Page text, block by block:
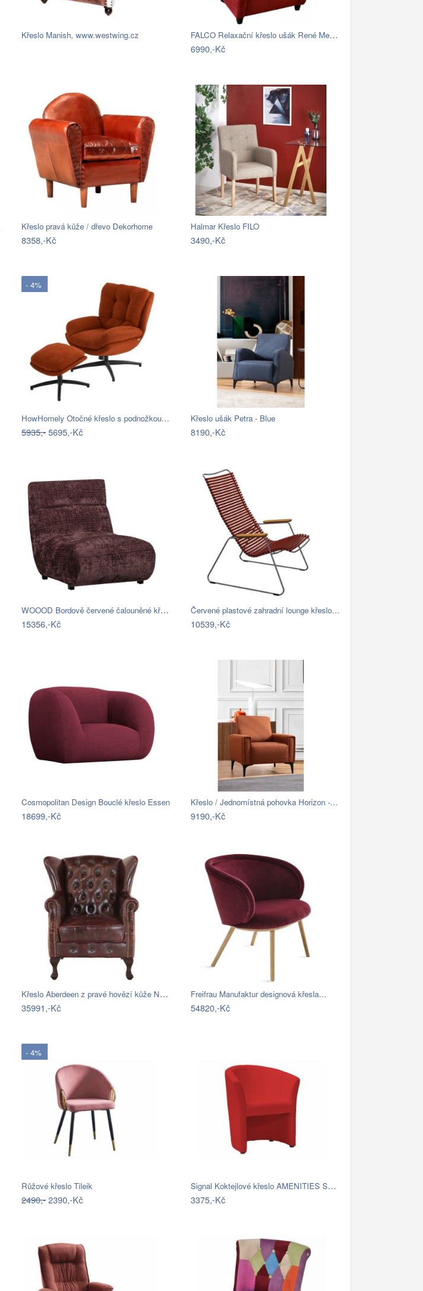
Křeslo Manish, www.westwing.cz FALCO Relaxační křeslo ušák René Mexa…
6990,-Kč
Křeslo pravá kůže / dřevo Dekorhome
8358,-Kč
Halmar Křeslo FILO
3490,-Kč
- 4%
HowHomely Otočné křeslo s podnožkou…
5935,-5695,-Kč
Křeslo ušák Petra - Blue
8190,-Kč
WOOOD Bordově červené čalouněné křeslo…
15356,-Kč
Červené plastové zahradní lounge křeslo…
10539,-Kč
Cosmopolitan Design Bouclé křeslo Essen
18699,-Kč
Křeslo / Jednomístná pohovka Horizon -…
9190,-Kč
Křeslo Aberdeen z pravé hovězí kůže New…
35991,-Kč
Freifrau Manufaktur designová křesla…
54820,-Kč
- 4%
Růžové křeslo Tileik
2490,-2390,-Kč
Signal Koktejlové křeslo AMENITIES Skin…
3375,-Kč